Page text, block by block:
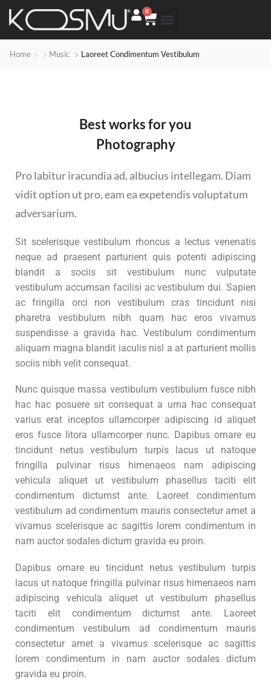
0
Home Music Laoreet Condimentum Vestibulum
Best works for you
Photography
Pro labitur iracundia ad, albucius intellegam. Diam
vidit option ut pro, eam ea expetendis voluptatum
adversarium.
Sit scelerisque vestibulum rhoncus a lectus venenatis
neque ad praesent parturient quis potenti adipiscing
blandit a sociis sit vestibulum nunc vulputate
vestibulum accumsan facilisi ac vestibulum dui. Sapien
ac fringilla orci non vestibulum cras tincidunt nisi
pharetra vestibulum nibh quam hac eros vivamus
suspendisse a gravida hac. Vestibulum condimentum
aliquam magna blandit iaculis nisl a at parturient mollis
sociis nibh velit consequat.
Nunc quisque massa vestibulum vestibulum fusce nibh
hac hac posuere sit consequat a urna hac consequat
varius erat inceptos ullamcorper adipiscing id aliquet
eros fusce litora ullamcorper nunc. Dapibus ornare eu
tincidunt netus vestibulum turpis lacus ut natoque
fringilla pulvinar risus himenaeos nam adipiscing
vehicula aliquet ut vestibulum phasellus taciti elit
condimentum dictumst ante. Laoreet condimentum
vestibulum ad condimentum mauris consectetur amet a
vivamus scelerisque ac sagittis lorem condimentum in
nam auctor sodales dictum gravida eu proin.
Dapibus ornare eu tincidunt netus vestibulum turpis
lacus ut natoque fringilla pulvinar risus himenaeos nam
adipiscing vehicula aliquet ut vestibulum phasellus
taciti elit condimentum dictumst ante. Laoreet
condimentum vestibulum ad condimentum mauris
consectetur amet a vivamus scelerisque ac sagittis
lorem condimentum in nam auctor sodales dictum
gravida eu proin.